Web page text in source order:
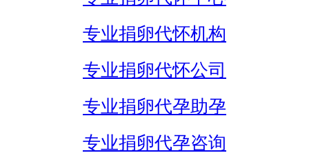
专业捐卵代怀机构
专业捐卵代怀公司
专业捐卵代孕助孕
专业捐卵代孕咨询